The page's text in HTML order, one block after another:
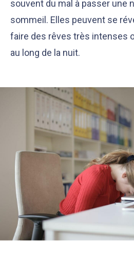
souvent du mal à passer une
sommeil. Elles peuvent se
faire des rêves très intenses
au long de la nuit.